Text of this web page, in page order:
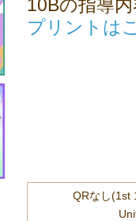
10Bの指導
プリントは
QRなし(1st